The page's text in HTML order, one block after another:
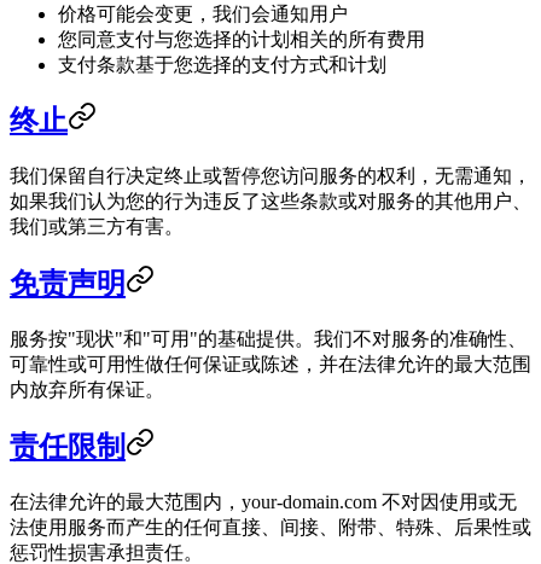
价格可能会变更，我们会通知用户
您同意支付与您选择的计划相关的所有费用
支付条款基于您选择的支付方式和计划
终止
我们保留自行决定终止或暂停您访问服务的权利，无需通知，
如果我们认为您的行为违反了这些条款或对服务的其他用户、
我们或第三方有害。
免责声明
服务按"现状"和"可用"的基础提供。我们不对服务的准确性、
可靠性或可用性做任何保证或陈述，并在法律允许的最大范围
内放弃所有保证。
责任限制
在法律允许的最大范围内，your-domain.com 不对因使用或无
法使用服务而产生的任何直接、间接、附带、特殊、后果性或
惩罚性损害承担责任。